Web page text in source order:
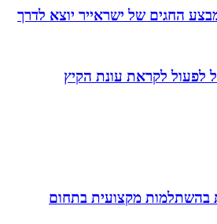
החגים של ישראייר יוצא לדרך
לפעול לקראת עונת הקיץ
בהשתלמות מקצועית בתחום